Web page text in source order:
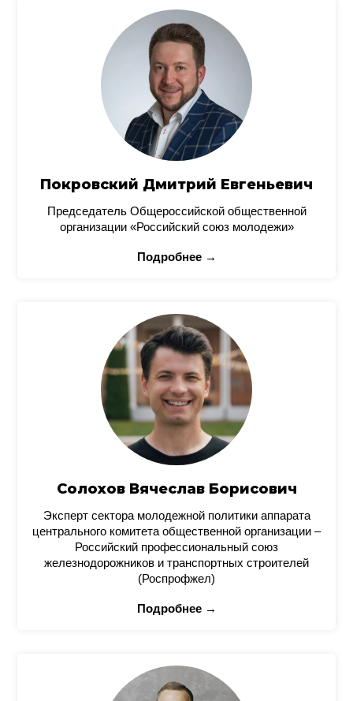
Покровский Дмитрий Евгеньевич
Председатель Общероссийской общественной
организации «Российский союз молодежи»
Подробнее →
Солохов Вячеслав Борисович
Эксперт сектора молодежной политики аппарата
центрального комитета общественной организации –
Российский профессиональный союз
железнодорожников и транспортных строителей
(Роспрофжел)
Подробнее →